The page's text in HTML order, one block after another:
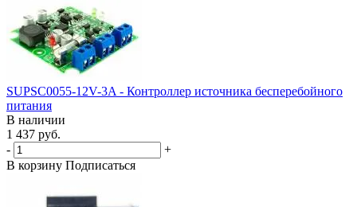
SUPSC0055-12V-3A - Контроллер источника бесперебойного
питания
В наличии
1 437 руб.
-
+
В корзину Подписаться